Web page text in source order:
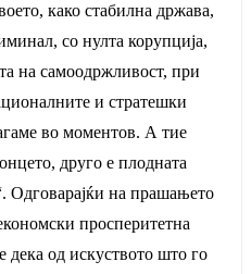
како стабилна држава,
со нулта корупција,
на самоодржливост, при
и стратешки
во моментов. А тие
друго е плодната
Одговарајќи на прашањето
просперитетна
од искуството што го